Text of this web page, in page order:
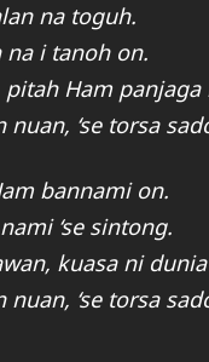
na toguh.
i tanoh on.
Ham panjaga
‘se torsa
bannami on.
‘se sintong.
kuasa ni
‘se torsa